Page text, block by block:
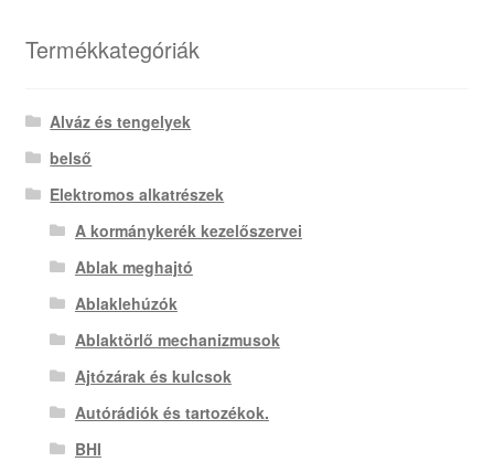
Termékkategóriák
Alváz és tengelyek
belső
Elektromos alkatrészek
A kormánykerék kezelőszervei
Ablak meghajtó
Ablaklehúzók
Ablaktörlő mechanizmusok
Ajtózárak és kulcsok
Autórádiók és tartozékok.
BHI